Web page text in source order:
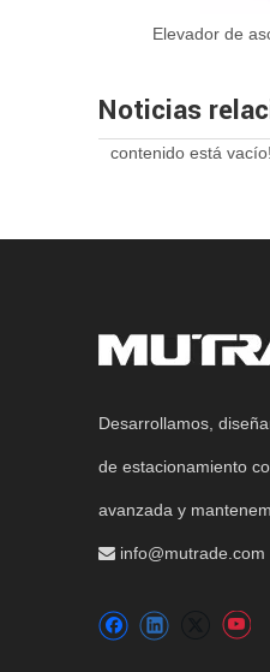
Noticias
contenido está vacío!
Desarrollamos,
de estacionamiento
avanzada y
 info@mutrade.com